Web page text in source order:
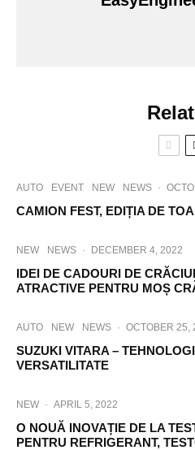
AUTO EVENT NEW NEWS ·
CAMION FEST, EDIȚIA DE
NEW NEWS · DECEMBER 4, 2022
IDEI DE CADOURI DE
ATRACTIVE PENTRU MOȘ
AUTO NEW NEWS · OCTOBER 25,
SUZUKI VITARA –
VERSATILITATE
NEW · APRIL 5, 2022
O NOUĂ INOVAȚIE DE LA
PENTRU REFRIGERANT,